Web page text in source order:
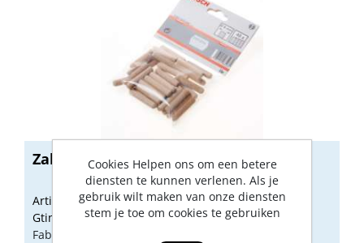
Zak deuvels 8mm (40)
Artikelnummer: 1890630
Gtin: 3165140085281
Fabrikant artikel nummer: 2607000446
Cookies Helpen ons om een betere
diensten te kunnen verlenen. Als je
gebruik wilt maken van onze diensten
stem je toe om cookies te gebruiken